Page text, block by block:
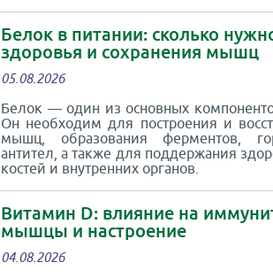
Белок в питании: сколько
здоровья и сохранения мышц
05.08.2026
Белок — один из основных
Он необходим для построения и
мышц, образования ферментов,
антител, а также для поддержания
костей и внутренних органов.
Витамин D: влияние на
мышцы и настроение
04.08.2026